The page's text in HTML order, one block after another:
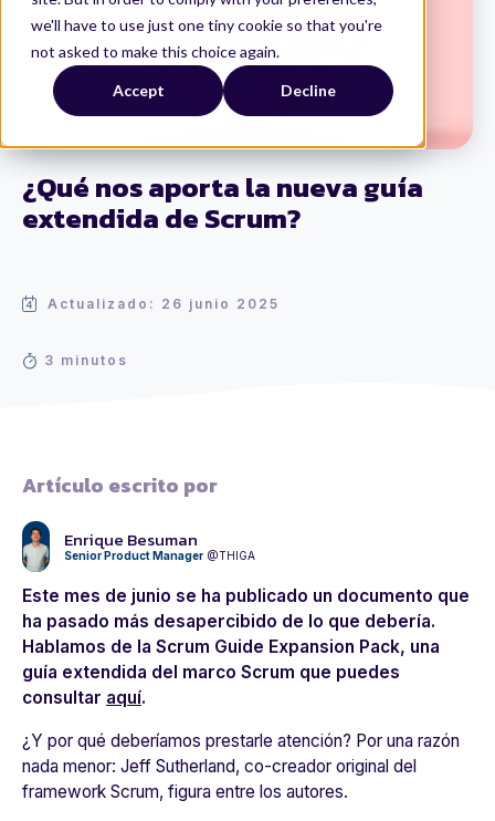
we'll have to use just one tiny cookie so that you're
not asked to make this choice again.
Accept Decline
¿Qué nos aporta la nueva guía
extendida de Scrum?
Actualizado: 26 junio 2025
3 minutos
Artículo escrito por
Enrique Besuman
Senior Product Manager @THIGA
Este mes de junio se ha publicado un documento que
ha pasado más desapercibido de lo que debería.
Hablamos de la Scrum Guide Expansion Pack, una
guía extendida del marco Scrum que puedes
consultar aquí.
¿Y por qué deberíamos prestarle atención? Por una razón
nada menor: Jeff Sutherland, co-creador original del
framework Scrum, figura entre los autores.